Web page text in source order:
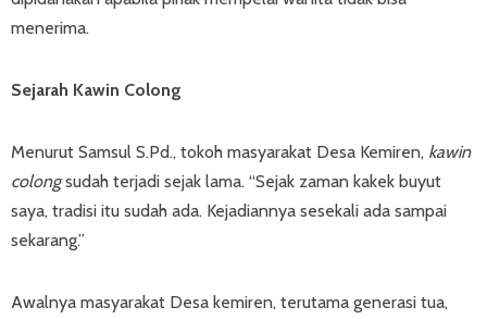
menerima.
Sejarah Kawin Colong
Menurut Samsul S.Pd., tokoh masyarakat Desa Kemiren, kawin
colongsudah terjadi sejak lama. “Sejak zaman kakek buyut
saya, tradisi itu sudah ada. Kejadiannya sesekali ada sampai
sekarang.”
Awalnya masyarakat Desa kemiren, terutama generasi tua,